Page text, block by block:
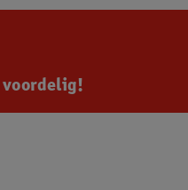
voordelig!